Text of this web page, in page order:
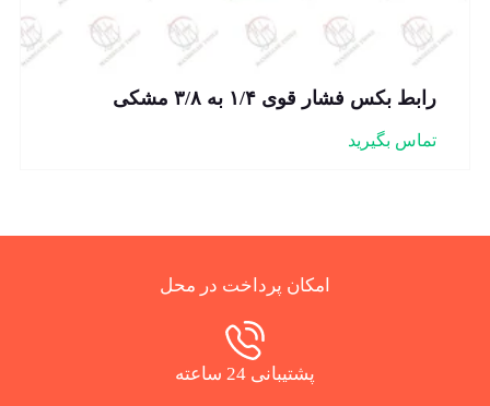
رابط بکس فشار قوی ۱/۴ به ۳/۸ مشکی
تماس بگیرید
امکان پرداخت در محل
پشتیبانی 24 ساعته